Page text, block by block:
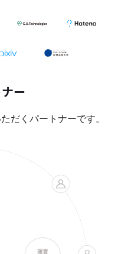
ー
だくパートナーです。